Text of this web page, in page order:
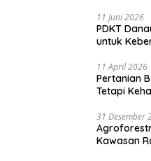
11 Juni 2026
PDKT
untuk
11 April 2026
Pertanian
Tetapi
31 Desember
Kawasan